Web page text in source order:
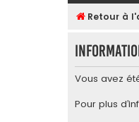
Retour à
Vous avez
Pour plus